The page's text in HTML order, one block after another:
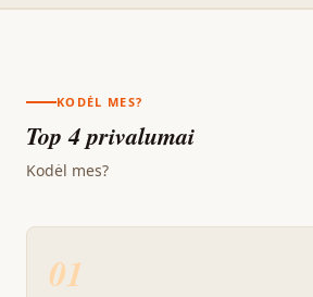
KODĖL MES?
Top 4 privalumai
Kodėl mes?
01